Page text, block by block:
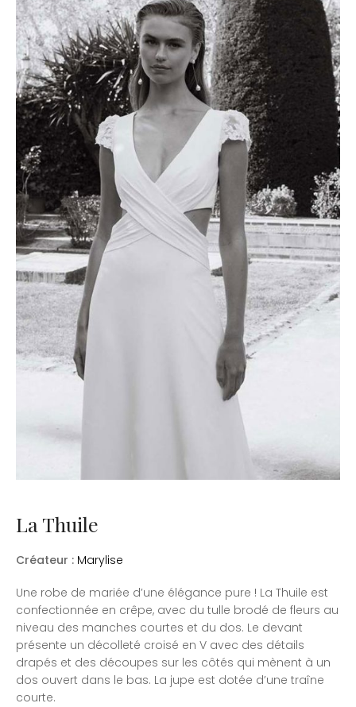
La Thuile
Créateur : Marylise
Une robe de mariée d’une élégance pure ! La Thuile est
confectionnée en crêpe, avec du tulle brodé de fleurs au
niveau des manches courtes et du dos. Le devant
présente un décolleté croisé en V avec des détails
drapés et des découpes sur les côtés qui mènent à un
dos ouvert dans le bas. La jupe est dotée d’une traîne
courte.